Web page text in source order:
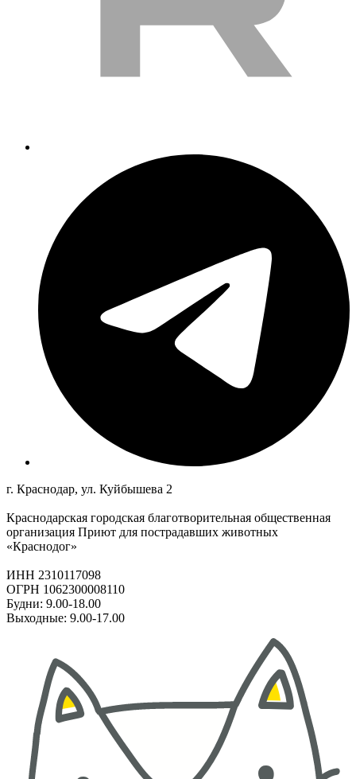
г. Краснодар, ул. Куйбышева 2
Краснодарская городская благотворительная общественная
организация Приют для пострадавших животных
«Краснодог»
ИНН 2310117098
ОГРН 1062300008110
Будни: 9.00-18.00
Выходные: 9.00-17.00